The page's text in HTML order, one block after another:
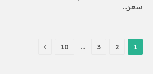
سعر…
1
2
3
…
10 التالي